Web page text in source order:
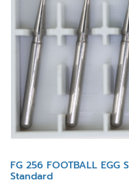
FG 256 FOOTBALL EGG
Standard